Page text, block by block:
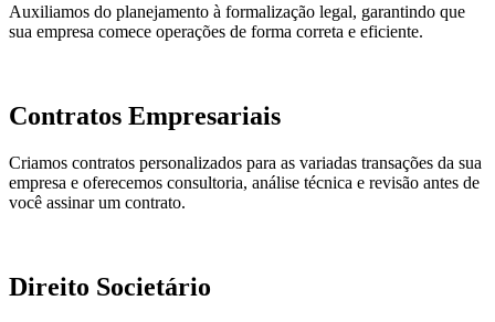
Auxiliamos do planejamento à formalização legal, garantindo que
sua empresa comece operações de forma correta e eficiente.
Contratos Empresariais
Criamos contratos personalizados para as variadas transações da sua
empresa e oferecemos consultoria, análise técnica e revisão antes de
você assinar um contrato.
Direito Societário